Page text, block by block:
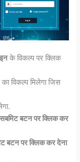
के विकल्प पर क्लिक
का विकल्प मिलेगा जिस
बटन पर क्लिक कर
बटन पर क्लिक कर देना